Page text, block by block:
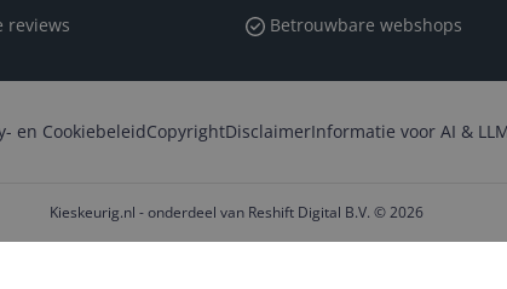
reviews Betrouwbare webshops
en CookiebeleidCopyrightDisclaimerInformatie voor AI &
Kieskeurig.nl - onderdeel van Reshift Digital B.V. © 2026